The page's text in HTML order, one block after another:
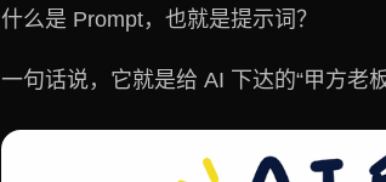
什么是 Prompt，也就是提示词？
一句话说，它就是给 AI 下达的“甲方老板